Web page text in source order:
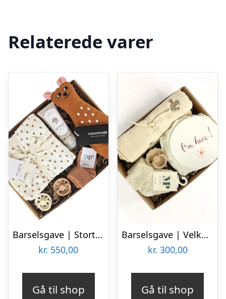
Relaterede varer
Barselsgave | Stort tillykke | Bjørn
kr. 550,00
Gå til shop
Barselsgave | Velkommen til Verden
kr. 300,00
Gå til shop